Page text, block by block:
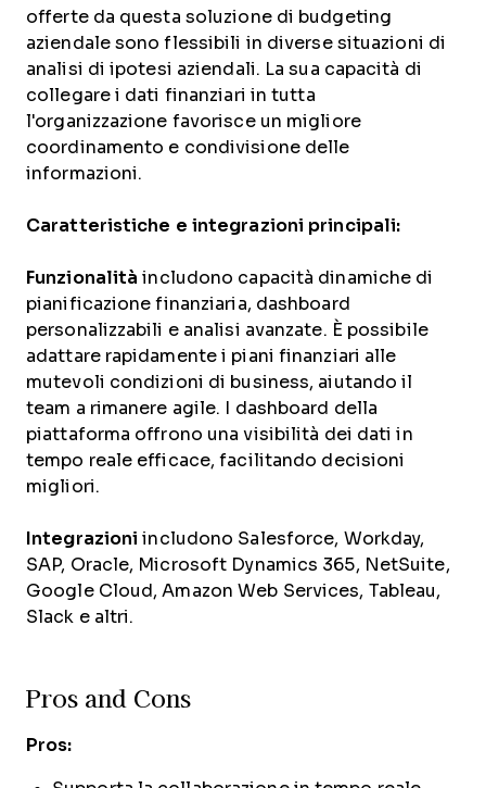
offerte da questa soluzione di budgeting
aziendale sono flessibili in diverse situazioni di
analisi di ipotesi aziendali. La sua capacità di
collegare i dati finanziari in tutta
l'organizzazione favorisce un migliore
coordinamento e condivisione delle
informazioni.
Caratteristiche e integrazioni principali:
Funzionalità includono capacità dinamiche di
pianificazione finanziaria, dashboard
personalizzabili e analisi avanzate. È possibile
adattare rapidamente i piani finanziari alle
mutevoli condizioni di business, aiutando il
team a rimanere agile. I dashboard della
piattaforma offrono una visibilità dei dati in
tempo reale efficace, facilitando decisioni
migliori.
Integrazioni includono Salesforce, Workday,
SAP, Oracle, Microsoft Dynamics 365, NetSuite,
Google Cloud, Amazon Web Services, Tableau,
Slack e altri.
Pros and Cons
Pros: